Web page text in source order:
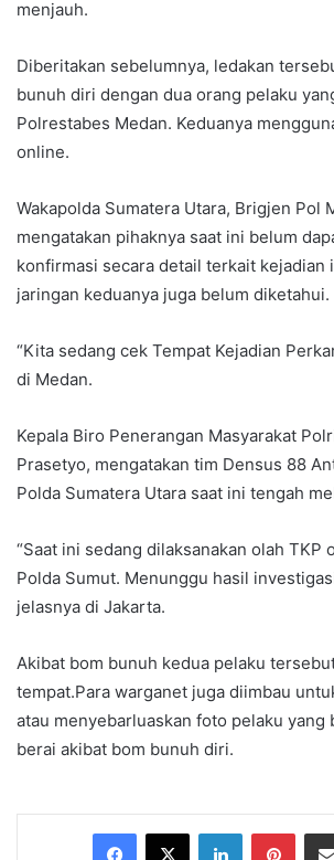
menjauh.
Diberitakan sebelumnya, ledakan
bunuh diri dengan dua orang pelaku
Polrestabes Medan. Keduanya
online.
Wakapolda Sumatera Utara, Brigjen Pol
mengatakan pihaknya saat ini belum
konfirmasi secara detail terkait kejadian
jaringan keduanya juga belum diketahui.
“Kita sedang cek Tempat Kejadian
di Medan.
Kepala Biro Penerangan Masyarakat
Prasetyo, mengatakan tim Densus 88
Polda Sumatera Utara saat ini tengah
“Saat ini sedang dilaksanakan olah TKP
Polda Sumut. Menunggu hasil
jelasnya di Jakarta.
Akibat bom bunuh kedua pelaku
tempat.Para warganet juga diimbau
atau menyebarluaskan foto pelaku yang
berai akibat bom bunuh diri.
Facebook
X LinkedIn